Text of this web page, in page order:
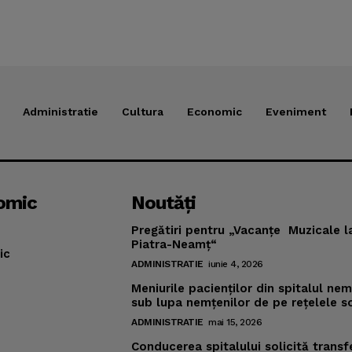
Administratie Cultura Economic Eveniment
Noutăţi
Pregătiri pentru „Vacanţe Muzicale
Piatra-Neamţ“
ADMINISTRATIE iunie 4, 2026
Meniurile pacienţilor din spitalul
sub lupa nemţenilor de pe reţelele
ADMINISTRATIE mai 15, 2026
Conducerea spitalului solicită